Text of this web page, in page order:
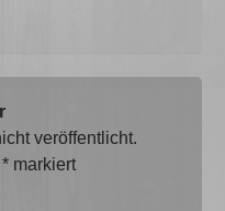
veröffentlicht.
* markiert